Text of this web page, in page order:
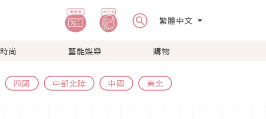
繁體中文
時尚 藝能娛樂 購物
四國 中部北陸 中國 東北